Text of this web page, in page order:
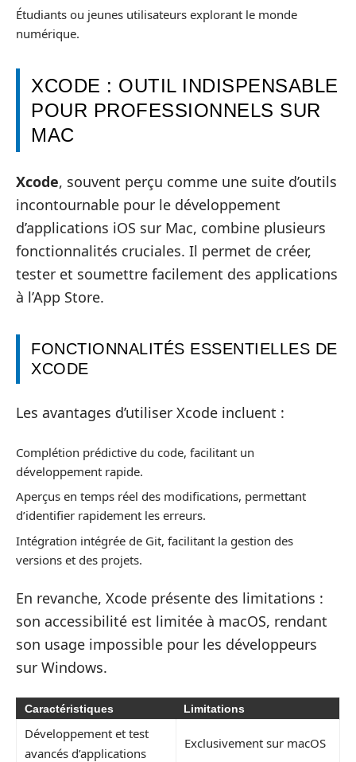
Étudiants ou jeunes utilisateurs explorant le monde
numérique.
XCODE : OUTIL INDISPENSABLE
POUR PROFESSIONNELS SUR
MAC
Xcode, souvent perçu comme une suite d’outils
incontournable pour le développement
d’applications iOS sur Mac, combine plusieurs
fonctionnalités cruciales. Il permet de créer,
tester et soumettre facilement des applications
à l’App Store.
FONCTIONNALITÉS ESSENTIELLES DE
XCODE
Les avantages d’utiliser Xcode incluent :
Complétion prédictive du code, facilitant un
développement rapide.
Aperçus en temps réel des modifications, permettant
d’identifier rapidement les erreurs.
Intégration intégrée de Git, facilitant la gestion des
versions et des projets.
En revanche, Xcode présente des limitations :
son accessibilité est limitée à macOS, rendant
son usage impossible pour les développeurs
sur Windows.
Caractéristiques Limitations
Développement et test
avancés d’applications
Exclusivement sur macOS